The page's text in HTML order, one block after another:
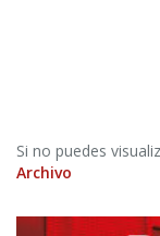
Si no puedes
Archivo